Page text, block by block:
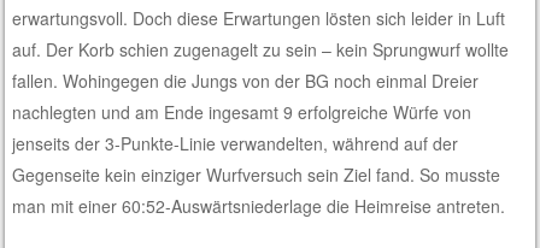
erwartungsvoll. Doch diese Erwartungen lösten sich leider in Luft
auf. Der Korb schien zugenagelt zu sein – kein Sprungwurf wollte
fallen. Wohingegen die Jungs von der BG noch einmal Dreier
nachlegten und am Ende ingesamt 9 erfolgreiche Würfe von
jenseits der 3-Punkte-Linie verwandelten, während auf der
Gegenseite kein einziger Wurfversuch sein Ziel fand. So musste
man mit einer 60:52-Auswärtsniederlage die Heimreise antreten.